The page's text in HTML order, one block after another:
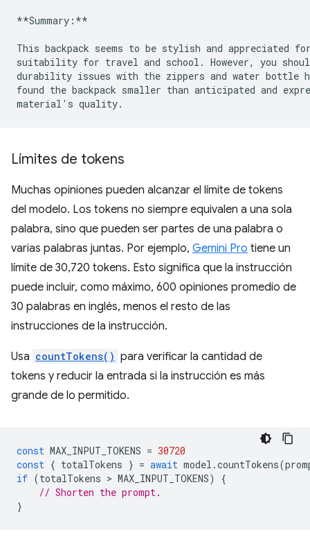
**Summary:**
This backpack seems to be stylish and appreciated
suitability for travel and school. However, you
durability issues with the zippers and water bottle
found the backpack smaller than anticipated and
Límites de tokens
Muchas opiniones pueden alcanzar el límite de tokens
del modelo. Los tokens no siempre equivalen a una sola
palabra, sino que pueden ser partes de una palabra o
varias palabras juntas. Por ejemplo, Gemini Pro tiene un
límite de 30,720 tokens. Esto significa que la instrucción
puede incluir, como máximo, 600 opiniones promedio de
30 palabras en inglés, menos el resto de las
instrucciones de la instrucción.
Usa countTokens() para verificar la cantidad de
tokens y reducir la entrada si la instrucción es más
grande de lo permitido.
const MAX_INPUT_TOKENS = 30720
const { totalTokens } = await model .countTokens(
if (totalTokens > MAX_INPUT_TOKENS)
{
// Shorten the prompt.
}